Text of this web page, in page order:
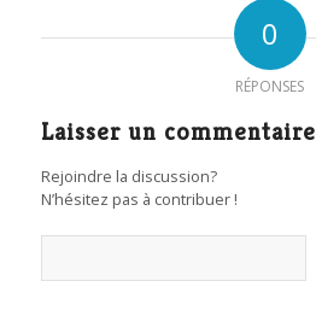
0
RÉPONSES
Laisser un commentaire
Rejoindre la discussion?
N’hésitez pas à contribuer !